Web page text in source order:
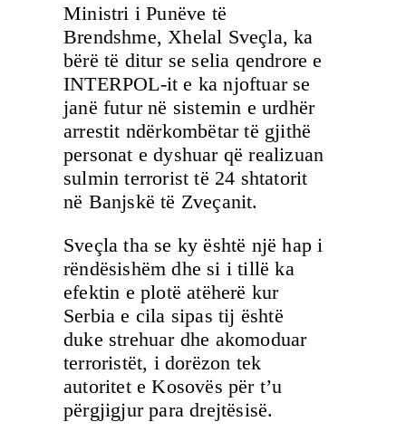
Ministri i Punëve të
Brendshme, Xhelal Sveçla, ka
bërë të ditur se selia qendrore e
INTERPOL-it e ka njoftuar se
janë futur në sistemin e urdhër
arrestit ndërkombëtar të gjithë
personat e dyshuar që realizuan
sulmin terrorist të 24 shtatorit
në Banjskë të Zveçanit.
Sveçla tha se ky është një hap i
rëndësishëm dhe si i tillë ka
efektin e plotë atëherë kur
Serbia e cila sipas tij është
duke strehuar dhe akomoduar
terroristët, i dorëzon tek
autoritet e Kosovës për t’u
përgjigjur para drejtësisë.